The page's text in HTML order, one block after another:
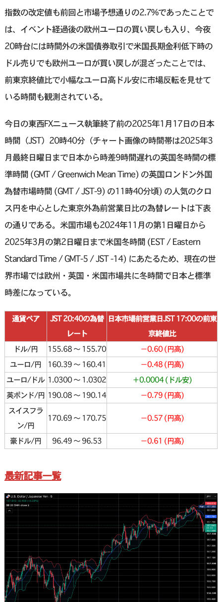
指数の改定値も前回と市場予想通りの2.7%であったことで
は、イベント経過後の欧州ユーロの買い戻しも入り、今夜
20時台には時間外の米国債券取引で米国長期金利低下時の
ドル売りでも欧州ユーロが買い戻しが混ざったことでは、
前東京終値比で小幅なユーロ高ドル安に市場反転を見せて
いる時間も観測されている。
今日の東西FXニュース執筆終了前の2025年1月17日の日本
時間（JST）20時40分（チャート画像の時間帯は2025年3
月最終日曜日まで日本から時差9時間遅れの英国冬時間の標
準時間 (GMT / Greenwich Mean Time) の英国ロンドン外国
為替市場時間 (GMT / JST-9) の11時40分頃) の人気のクロ
ス円を中心とした東京外為前営業日比の為替レートは下表
の通りである。米国市場も2024年11月の第1日曜日から
2025年3月の第2日曜日まで米国冬時間 (EST / Eastern
Standard Time / GMT-5 / JST -14) にあたるため、現在の世
界市場では欧州・英国・米国市場共に冬時間で日本と標準
時差になっている。
通貨ペア
JST 20:40の為替
レート
日本市場前営業日JST 17:00の前東
京終値比
ドル/円
155.68 〜 155.70
−0.60 (円高)
ユーロ/円
160.39 〜 160.41
−0.48 (円高)
ユーロ/ドル 1.0300 〜 1.0302
＋0.0004 (ドル安)
英ポンド/円 190.08 〜 190.14
−0.79 (円高)
スイスフラ
ン/円
170.69 〜 170.75 −0.57 (円高)
豪ドル/円 96.49 〜 96.53 −0.61 (円高)
最新記事一覧